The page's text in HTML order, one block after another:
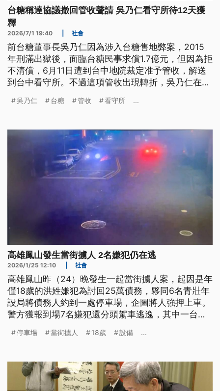
台糖稱達協議撤回管收聲請 吳乃仁看守所待12天獲
釋
2026/7/1 19:40 社會
前台糖董事長吳乃仁因為涉入台糖售地弊案，2015
年刑滿出獄後，面臨台糖民事求償1.7億元，但因為拒
不清償，6月11日遭到台中地院裁定准予管收，解送
到台中看守所。不過這項管收出現轉折，吳乃仁在提
請，吳乃仁在被管收12日之後，獲得釋放。對此台糖
商。
吳乃仁 台糖 管收 看守所 ...
高雄鳳山發生當街擄人 2名嫌犯仍在逃
2026/1/25 12:10 社會
高雄鳳山昨（24）晚發生一起當街擄人案，起因是年
僅18歲的洪姓嫌犯為討回25萬債務，夥同6名青壯年
設局將債務人約到一處停車場，企圖將人強押上車。
警方獲報到場7名嫌犯還分頭駕車逃逸，其中一台車
壓制，目前洪嫌跟另一名主嫌在逃。
停車場 當街擄人 18歲 設備 ...